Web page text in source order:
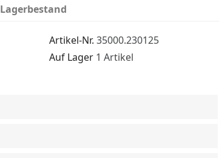
Lagerbestand
Artikel-Nr. 35000.230125
Auf Lager 1 Artikel